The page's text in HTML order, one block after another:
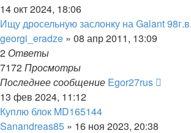
14 окт 2024, 18:06
Ищу дросельную заслонку на Galant
georgi_eradze » 08 апр 2011, 13:09
2 Ответы
7172Просмотры
Последнее сообщение Egor27rus
13 фев 2024, 11:12
Куплю блок MD165144
Sanandreas85 » 16 ноя 2023, 20:38